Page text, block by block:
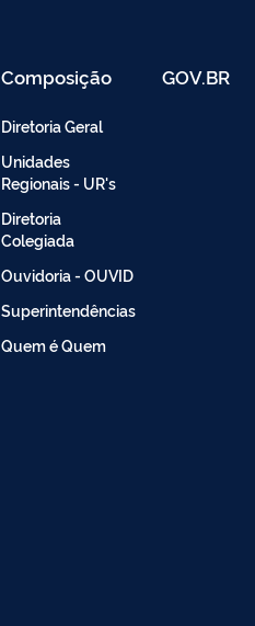
Composição
Diretoria Geral
Unidades
Regionais - UR's
Diretoria
Colegiada
Ouvidoria - OUVID
Superintendências
Quem é Quem
GOV.BR